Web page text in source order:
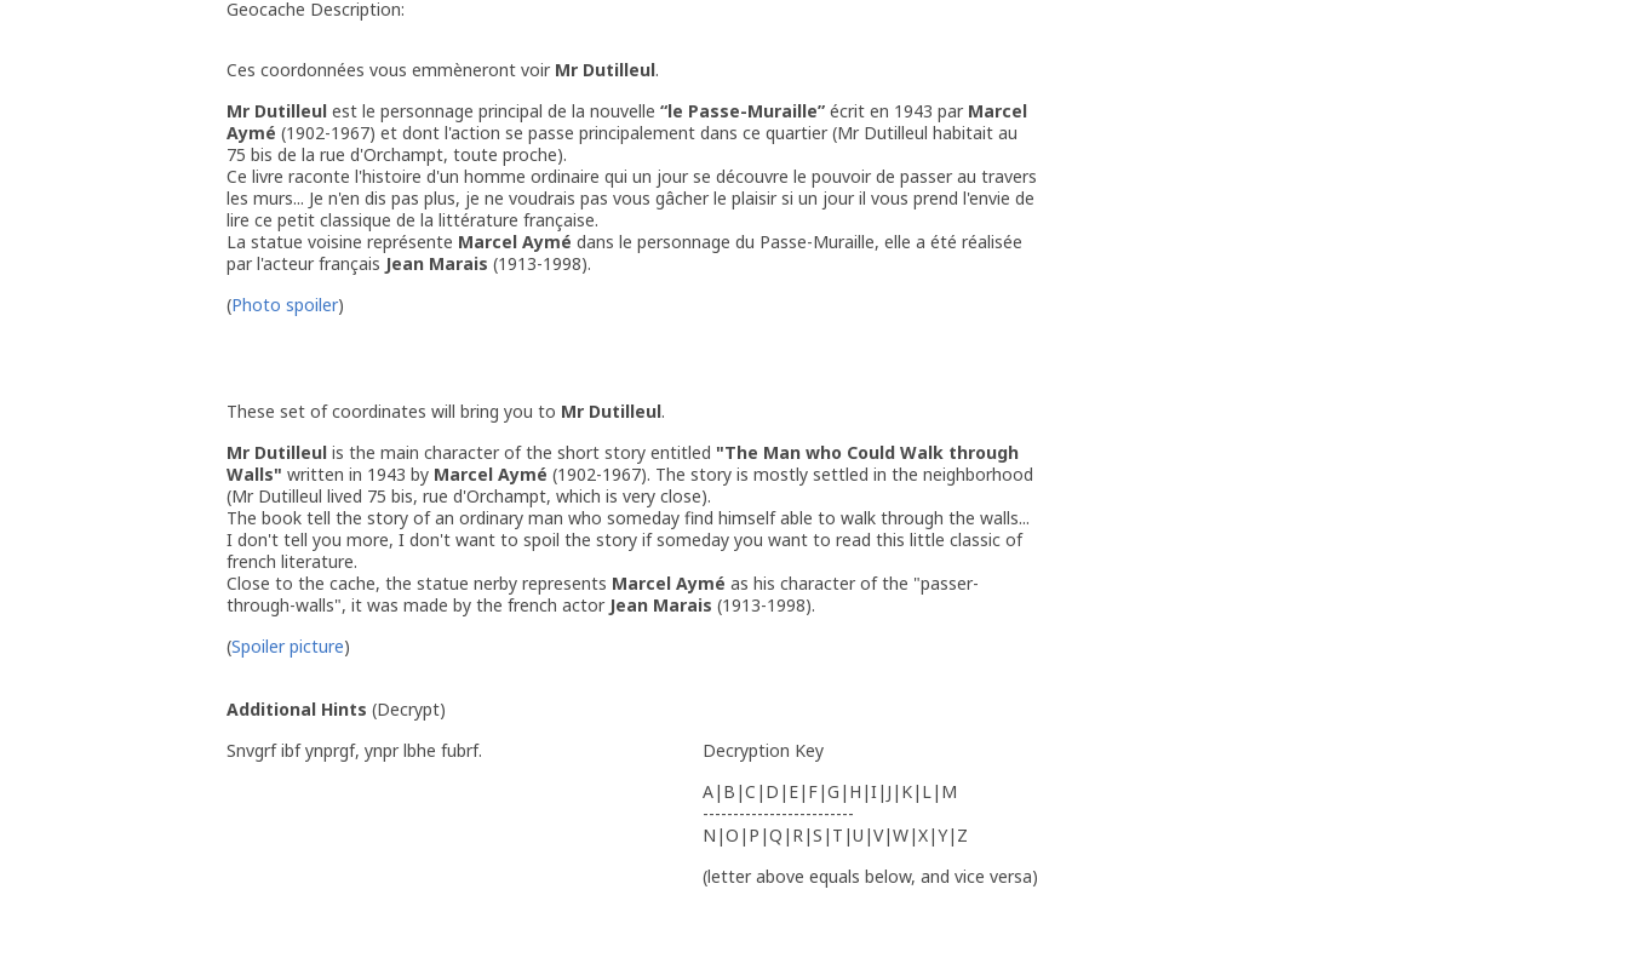
Geocache Description:
Ces coordonnées vous emmèneront voir Mr Dutilleul.
Mr Dutilleul est le personnage principal de la nouvelle “le Passe-Muraille” écrit en 1943 par Marcel
Aymé (1902-1967) et dont l'action se passe principalement dans ce quartier (Mr Dutilleul habitait au
75 bis de la rue d'Orchampt, toute proche).
Ce livre raconte l'histoire d'un homme ordinaire qui un jour se découvre le pouvoir de passer au travers
les murs... Je n'en dis pas plus, je ne voudrais pas vous gâcher le plaisir si un jour il vous prend l'envie de
lire ce petit classique de la littérature française.
La statue voisine représente Marcel Aymé dans le personnage du Passe-Muraille, elle a été réalisée
par l'acteur français Jean Marais (1913-1998).
(Photo spoiler)
These set of coordinates will bring you to Mr Dutilleul.
Mr Dutilleul is the main character of the short story entitled "The Man who Could Walk through
Walls" written in 1943 by Marcel Aymé (1902-1967). The story is mostly settled in the neighborhood
(Mr Dutilleul lived 75 bis, rue d'Orchampt, which is very close).
The book tell the story of an ordinary man who someday find himself able to walk through the walls...
I don't tell you more, I don't want to spoil the story if someday you want to read this little classic of
french literature.
Close to the cache, the statue nerby represents Marcel Aymé as his character of the "passer-
through-walls", it was made by the french actor Jean Marais (1913-1998).
(Spoiler picture)
Additional Hints (Decrypt)
Snvgrf ibf ynprgf, ynpr lbhe fubrf.
Decryption Key
A|B|C|D|E|F|G|H|I|J|K|L|M
-------------------------
N|O|P|Q|R|S|T|U|V|W|X|Y|Z
(letter above equals below, and vice versa)